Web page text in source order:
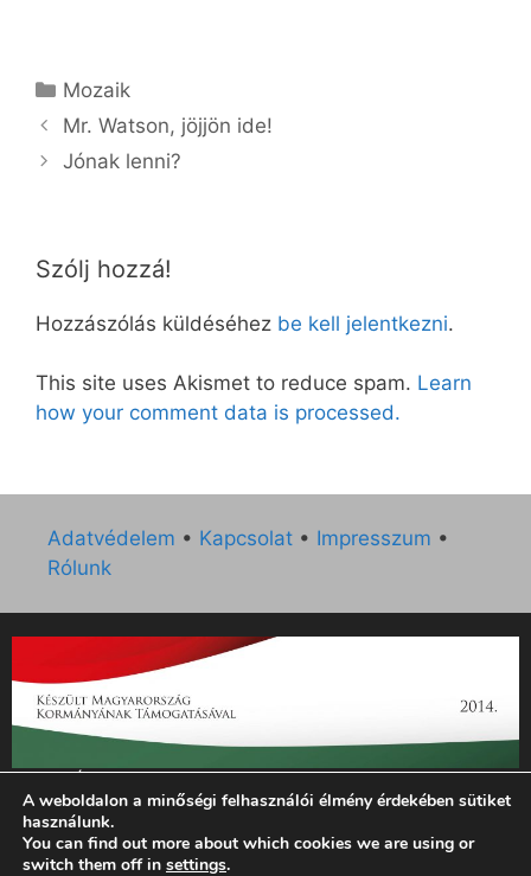
Kategória
Mozaik
Mr. Watson, jöjjön ide!
Jónak lenni?
Szólj hozzá!
Hozzászólás küldéséhez be kell jelentkezni.
This site uses Akismet to reduce spam. Learn
how your comment data is processed.
Adatvédelem • Kapcsolat • Impresszum •
Rólunk
„Az Új Ember katolikus hetilap 2014. évi működésének
támogatását az EGYH-KCP-14-P-0121 sz. támogatási
szerződés keretében 3 000 000 Ft összegben támogatta az
Emberi Erőforrások Minisztériuma.”
A weboldalon a minőségi felhasználói élmény érdekében sütiket
használunk.
You can find out more about which cookies we are using or
switch them off in settings.